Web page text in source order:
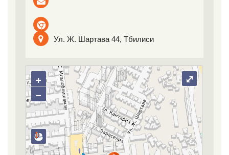
Ул. Ж. Шартава 44, Тбилиси
+
−
⤢